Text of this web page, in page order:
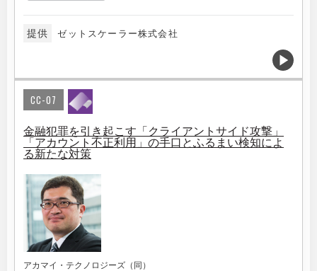
提供 ゼットスケーラー株式会社
CC-07
金融犯罪を引き起こす「クライアントサイド攻撃」
「アカウント不正利用」の手口とふるまい検知によ
る新たな対策
アカマイ・テクノロジーズ（同）